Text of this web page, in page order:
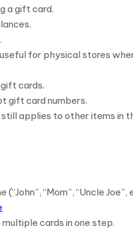
a gift card.
for physical stores
cards.
gift card numbers.
applies to other items in
“Mom”, “Uncle Joe”,
cards in one step.